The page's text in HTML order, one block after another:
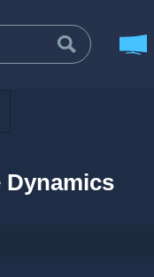
Dynamics